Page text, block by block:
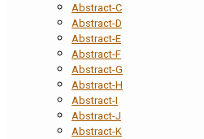
Abstract-C
Abstract-D
Abstract-E
Abstract-F
Abstract-G
Abstract-H
Abstract-I
Abstract-J
Abstract-K